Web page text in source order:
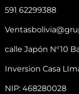
591 62299388
calle Japón N°10
Inversion Casa
NIP: 468280028